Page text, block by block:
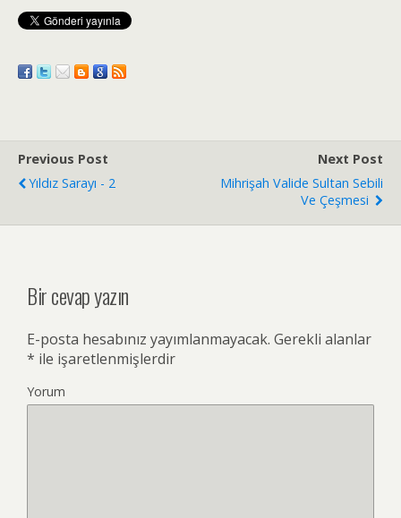
Previous Post
Yıldız Sarayı - 2
Next Post
Mihrişah Valide Sultan Sebili
Ve Çeşmesi
Bir cevap yazın
E-posta hesabınız yayımlanmayacak. Gerekli alanlar
* ile işaretlenmişlerdir
Yorum